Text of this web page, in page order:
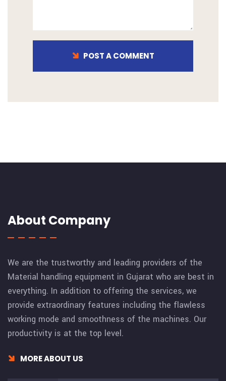
POST A COMMENT
About Company
We are the trustworthy and leading providers of the
Material handling equipment in Gujarat who are best in
everything. In addition to offering the services, we
provide extraordinary features including the flawless
working mode and smoothness of the machines. Our
productivity is at the top level.
MORE ABOUT US